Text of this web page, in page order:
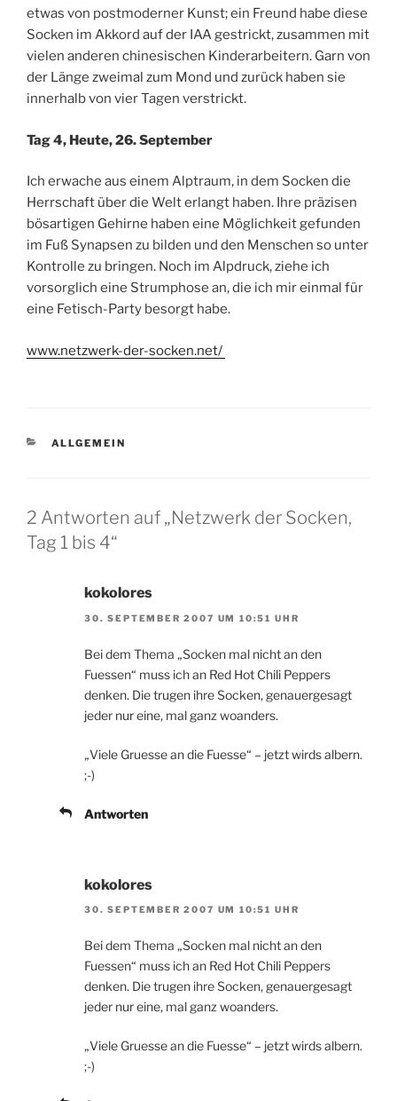
etwas von postmoderner Kunst; ein Freund habe diese
Socken im Akkord auf der IAA gestrickt, zusammen mit
vielen anderen chinesischen Kinderarbeitern. Garn von
der Länge zweimal zum Mond und zurück haben sie
innerhalb von vier Tagen verstrickt.
Tag 4, Heute, 26. September
Ich erwache aus einem Alptraum, in dem Socken die
Herrschaft über die Welt erlangt haben. Ihre präzisen
bösartigen Gehirne haben eine Möglichkeit gefunden
im Fuß Synapsen zu bilden und den Menschen so unter
Kontrolle zu bringen. Noch im Alpdruck, ziehe ich
vorsorglich eine Strumphose an, die ich mir einmal für
eine Fetisch-Party besorgt habe.
www.netzwerk-der-socken.net/
KATEGORIEN
ALLGEMEIN
2 Antworten auf „Netzwerk der Socken,
Tag 1 bis 4“
kokolores
30. SEPTEMBER 2007 UM 10:51 UHR
Bei dem Thema „Socken mal nicht an den
Fuessen“ muss ich an Red Hot Chili Peppers
denken. Die trugen ihre Socken, genauergesagt
jeder nur eine, mal ganz woanders.
„Viele Gruesse an die Fuesse“ – jetzt wirds albern.
;-)
Antworten
kokolores
30. SEPTEMBER 2007 UM 10:51 UHR
Bei dem Thema „Socken mal nicht an den
Fuessen“ muss ich an Red Hot Chili Peppers
denken. Die trugen ihre Socken, genauergesagt
jeder nur eine, mal ganz woanders.
„Viele Gruesse an die Fuesse“ – jetzt wirds albern.
;-)